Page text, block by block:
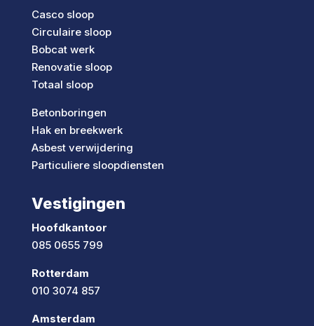
Casco sloop
Circulaire sloop
Bobcat werk
Renovatie sloop
Totaal sloop
Betonboringen
Hak en breekwerk
Asbest verwijdering
Particuliere sloopdiensten
Vestigingen
Hoofdkantoor
085 0655 799
Rotterdam
010 3074 857
Amsterdam